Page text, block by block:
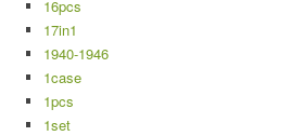
16pcs
17in1
1940-1946
1case
1pcs
1set